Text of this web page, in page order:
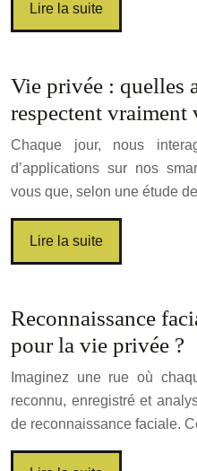
Lire la suite
Vie privée : quelles
respectent vraiment
Chaque jour, nous
d’applications sur nos
vous que, selon une étude
Lire la suite
Reconnaissance
pour la vie privée ?
Imaginez une rue où
reconnu, enregistré et
de reconnaissance faciale.